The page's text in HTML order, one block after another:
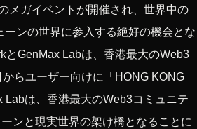
メガイベントが開催され、世界中の
ンの世界に参入する絶好の機会とな
とGenMax Labは、香港最大のWeb3
らユーザー向けに「HONG KONG
は、香港最大のWeb3コミュニテ
ンと現実世界の架け橋となることに